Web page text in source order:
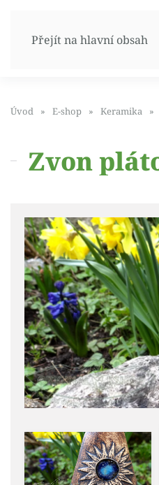
Přejít na hlavní obsah
Úvod E-shop Keramika
Zvon